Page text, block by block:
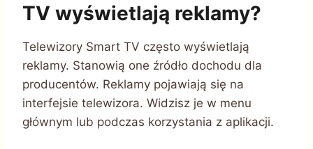
TV wyświetlają reklamy?
Telewizory Smart TV często wyświetlają
reklamy. Stanowią one źródło dochodu dla
producentów. Reklamy pojawiają się na
interfejsie telewizora. Widzisz je w menu
głównym lub podczas korzystania z aplikacji.